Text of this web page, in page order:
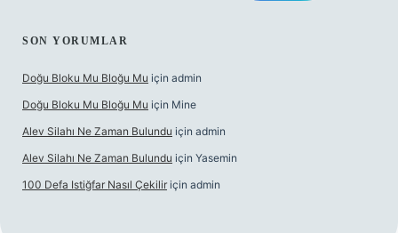
SON YORUMLAR
Doğu Bloku Mu Bloğu Mu için admin
Doğu Bloku Mu Bloğu Mu için Mine
Alev Silahı Ne Zaman Bulundu için admin
Alev Silahı Ne Zaman Bulundu için Yasemin
100 Defa Istiğfar Nasıl Çekilir için admin